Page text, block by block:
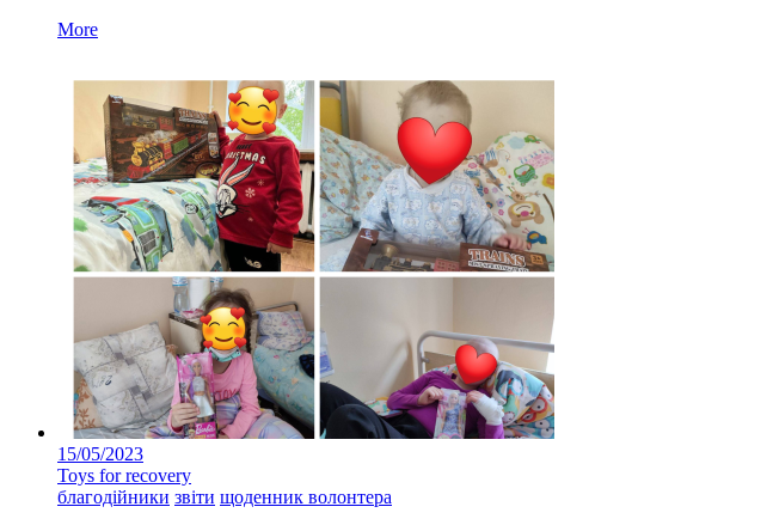
More
15/05/2023
Toys for recovery
благодійники звіти щоденник волонтера